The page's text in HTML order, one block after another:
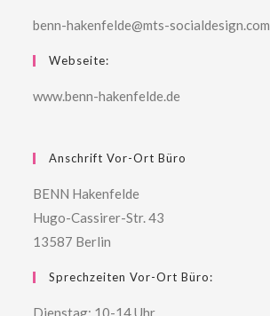
benn-hakenfelde@mts-socialdesign.com
Webseite:
www.benn-hakenfelde.de
Anschrift Vor-Ort Büro
BENN Hakenfelde
Hugo-Cassirer-Str. 43
13587 Berlin
Sprechzeiten Vor-Ort Büro:
Dienstag: 10-14 Uhr